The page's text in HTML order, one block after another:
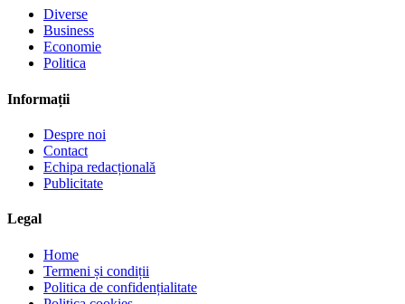
Diverse
Business
Economie
Politica
Informații
Despre noi
Contact
Echipa redacțională
Publicitate
Legal
Home
Termeni și condiții
Politica de confidențialitate